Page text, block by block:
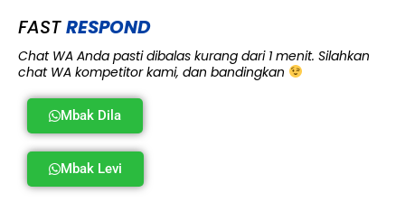
FASTRESPOND
Chat WA Anda pasti dibalas kurang dari 1 menit. Silahkan
chat WA kompetitor kami, dan bandingkan
Mbak Dila
Mbak Levi